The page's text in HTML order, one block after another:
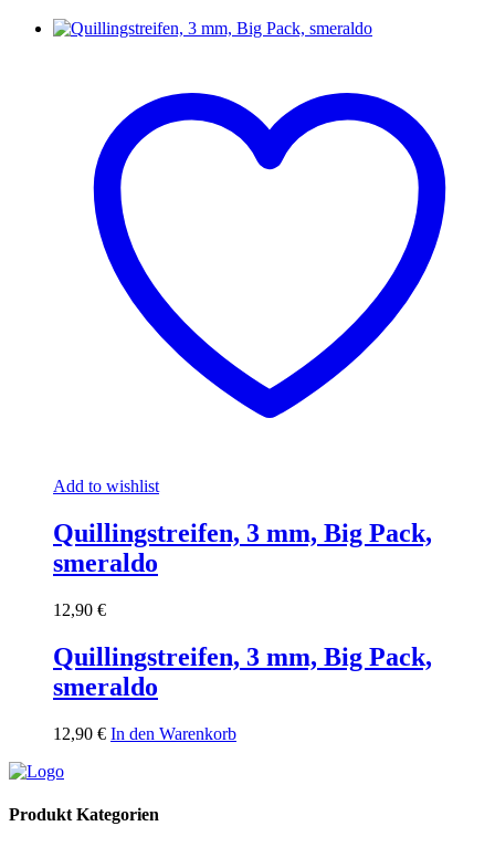
Add to wishlist
Quillingstreifen, 3 mm, Big Pack,
smeraldo
12,90 €
Quillingstreifen, 3 mm, Big Pack,
smeraldo
12,90 € In den Warenkorb
Produkt Kategorien